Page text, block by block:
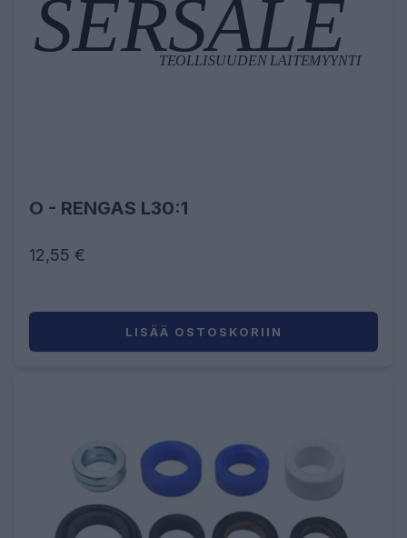
O - RENGAS L30:1
12,55 €
LISÄÄ OSTOSKORIIN